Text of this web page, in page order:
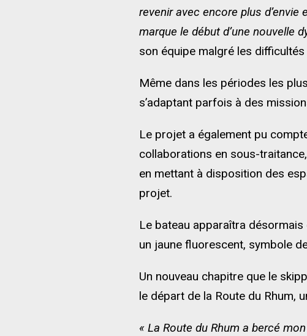
revenir avec encore plus d’envie
marque le début d’une nouvelle
son équipe malgré les
Même dans les périodes les
s’adaptant parfois à des
Le projet a également pu
collaborations en sous-
en mettant à disposition des
projet.
Le bateau apparaîtra désormais
un jaune fluorescent, symbole
Un nouveau chapitre que le
le départ de la Route du Rhum,
« La Route du Rhum a bercé